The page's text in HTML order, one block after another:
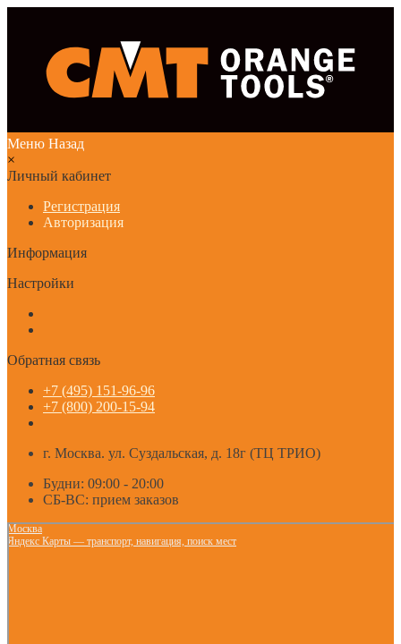
Меню Назад
×
Личный кабинет
Регистрация
Авторизация
Информация
Настройки
Обратная связь
+7 (495) 151-96-96
+7 (800) 200-15-94
г. Москва. ул. Суздальская, д. 18г (ТЦ ТРИО)
Будни: 09:00 - 20:00
СБ-ВС: прием заказов
Москва
Яндекс Карты — транспорт, навигация, поиск мест